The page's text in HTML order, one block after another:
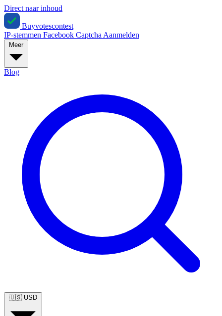
Direct naar inhoud
Buyvotescontest
IP-stemmen Facebook Captcha Aanmelden
Meer
Blog
🇺🇸 USD